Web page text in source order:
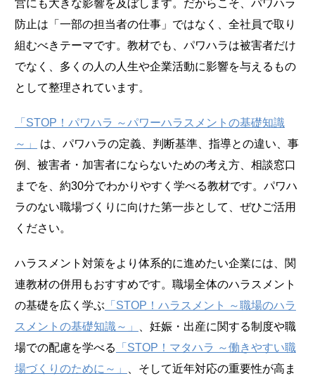
営にも大きな影響を及ぼします。だからこそ、パワハラ
防止は「一部の担当者の仕事」ではなく、全社員で取り
組むべきテーマです。教材でも、パワハラは被害者だけ
でなく、多くの人の人生や企業活動に影響を与えるもの
として整理されています。
「STOP！パワハラ ～パワーハラスメントの基礎知識
～」
は、パワハラの定義、判断基準、指導との違い、事
例、被害者・加害者にならないための考え方、相談窓口
までを、約30分でわかりやすく学べる教材です。パワハ
ラのない職場づくりに向けた第一歩として、ぜひご活用
ください。
ハラスメント対策をより体系的に進めたい企業には、関
連教材の併用もおすすめです。職場全体のハラスメント
の基礎を広く学ぶ「STOP！ハラスメント ～職場のハラ
スメントの基礎知識～」
、妊娠・出産に関する制度や職
場での配慮を学べる
「STOP！マタハラ ～働きやすい職
場づくりのために～」
、そして近年対応の重要性が高ま